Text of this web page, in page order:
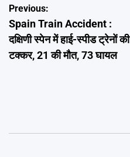
Post
navigation
Previous:
Spain Train Accident :
दक्षिणी स्पेन में हाई-स्पीड ट्रेनों की
टक्कर, 21 की मौत, 73 घायल